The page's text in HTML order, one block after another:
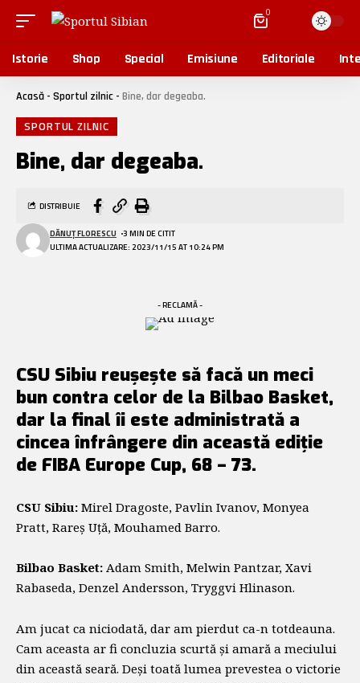
0
Istorie Shop Special Emisiune Editoriale
Acasă - Sportul zilnic - Bine, dar degeaba.
SPORTUL ZILNIC
Bine, dar degeaba.
ULTIMA ACTUALIZARE: 2023/11/15 AT 10:24 PM
DĂNUȚ FLORESCU 3 MIN DE CITIT
DISTRIBUIE
- RECLAMĂ -
CSU Sibiu reușește să facă un meci
bun contra celor de la Bilbao Basket,
dar la final îi este administrată a
cincea înfrângere din această ediție
de FIBA Europe Cup, 68 – 73.
CSU Sibiu: Mirel Dragoste, Pavlin Ivanov, Monyea
Pratt, Rareș Uță, Mouhamed Barro.
Bilbao Basket: Adam Smith, Melwin Pantzar, Xavi
Rabaseda, Denzel Andersson, Tryggvi Hlinason.
Am jucat ca niciodată, dar am pierdut ca-n totdeauna.
Cam aceasta ar fi concluzia scurtă și amară a meciului
din această seară. Deși toată lumea prevestea o victorie